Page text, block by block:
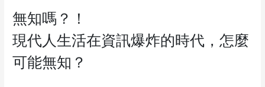
無知嗎？！
現代人生活在資訊爆炸的時代，怎麼
可能無知？